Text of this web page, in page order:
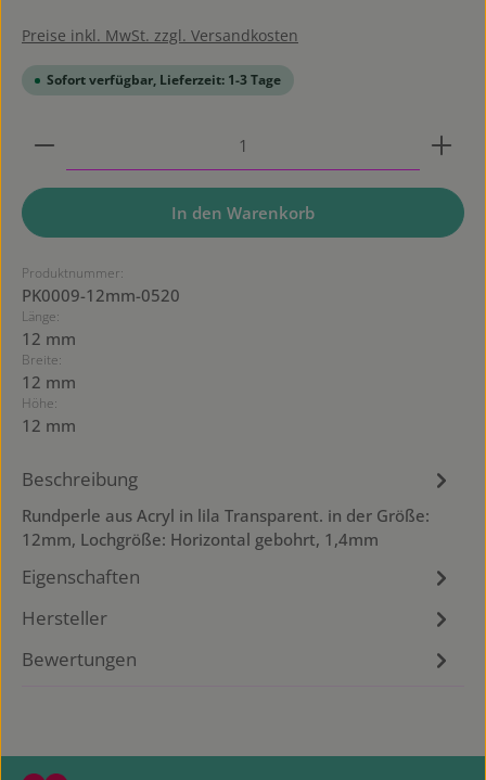
Preise inkl. MwSt. zzgl. Versandkosten
Sofort verfügbar, Lieferzeit: 1-3 Tage
Produkt Anzahl: Gib den gewünschten Wert ein
In den Warenkorb
Produktnummer:
PK0009-12mm-0520
Länge:
12 mm
Breite:
12 mm
Höhe:
12 mm
Beschreibung
Rundperle aus Acryl in lila Transparent. in der Größe:
12mm, Lochgröße: Horizontal gebohrt, 1,4mm
Eigenschaften
Hersteller
Bewertungen